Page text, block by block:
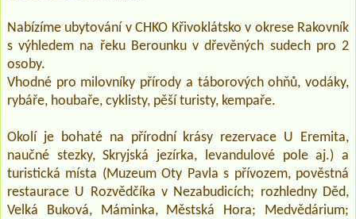
Nabízíme ubytování v CHKO Křivoklátsko v okrese Rakovník
s výhledem na řeku Berounku v dřevěných sudech pro 2
osoby.
Vhodné pro milovníky přírody a táborových ohňů, vodáky,
rybáře, houbaře, cyklisty, pěší turisty, kempaře.
Okolí je bohaté na přírodní krásy rezervace U Eremita,
naučné stezky, Skryjská jezírka, levandulové pole aj.) a
turistická místa (Muzeum Oty Pavla s přívozem, pověstná
restaurace U Rozvědčíka v Nezabudicích; rozhledny Děd,
Velká Buková, Máminka, Městská Hora; Medvědárium;